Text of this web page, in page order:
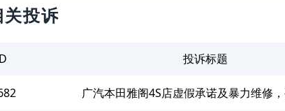
投诉
投诉标题
广汽本田雅阁4S店虚假承诺及暴力维修